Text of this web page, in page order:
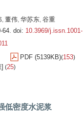
, 董伟, 华苏东, 谷重
64. doi: 10.3969/j.issn.1001-
PDF (5139KB)(153)
(25)
低密度水泥浆